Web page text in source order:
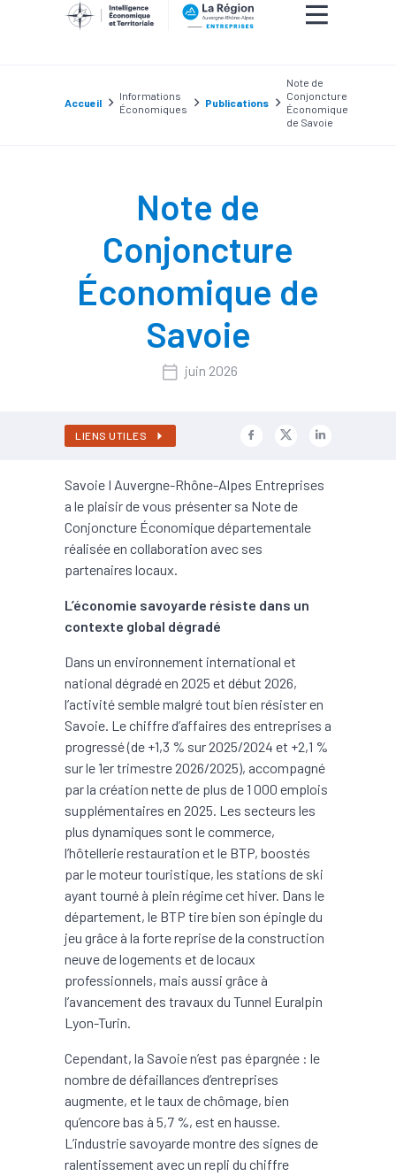
Accueil
Informations
Économiques
Publications
Note de
Conjoncture
Économique
de Savoie
Note de
Conjoncture
Économique de
Savoie
juin 2026
LIENS UTILES
Savoie I Auvergne-Rhône-Alpes Entreprises
a le plaisir de vous présenter sa Note de
Conjoncture Économique départementale
réalisée en collaboration avec ses
partenaires locaux.
L’économie savoyarde résiste dans un
contexte global dégradé
Dans un environnement international et
national dégradé en 2025 et début 2026,
l’activité semble malgré tout bien résister en
Savoie. Le chiffre d’affaires des entreprises a
progressé (de +1,3 % sur 2025/2024 et +2,1 %
sur le 1er trimestre 2026/2025), accompagné
par la création nette de plus de 1 000 emplois
supplémentaires en 2025. Les secteurs les
plus dynamiques sont le commerce,
l’hôtellerie restauration et le BTP, boostés
par le moteur touristique, les stations de ski
ayant tourné à plein régime cet hiver. Dans le
département, le BTP tire bien son épingle du
jeu grâce à la forte reprise de la construction
neuve de logements et de locaux
professionnels, mais aussi grâce à
l’avancement des travaux du Tunnel Euralpin
Lyon-Turin.
Cependant, la Savoie n’est pas épargnée : le
nombre de défaillances d’entreprises
augmente, et le taux de chômage, bien
qu’encore bas à 5,7 %, est en hausse.
L’industrie savoyarde montre des signes de
ralentissement avec un repli du chiffre